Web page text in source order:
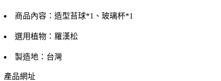
商品內容：造型苔球*1、玻璃杯*1
選用植物：羅漢松
製造地：台灣
產品網址